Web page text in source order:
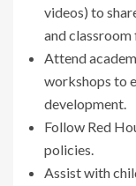
videos) to
and classroom
Attend
workshops to
development.
Follow Red
policies.
Assist with